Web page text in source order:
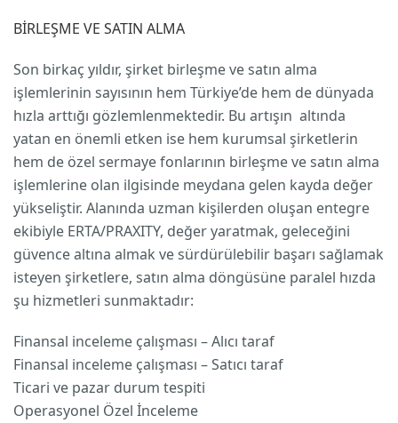
BİRLEŞME VE SATIN ALMA
Son birkaç yıldır, şirket birleşme ve satın alma
işlemlerinin sayısının hem Türkiye’de hem de dünyada
hızla arttığı gözlemlenmektedir. Bu artışın altında
yatan en önemli etken ise hem kurumsal şirketlerin
hem de özel sermaye fonlarının birleşme ve satın alma
işlemlerine olan ilgisinde meydana gelen kayda değer
yükseliştir. Alanında uzman kişilerden oluşan entegre
ekibiyle ERTA/PRAXITY, değer yaratmak, geleceğini
güvence altına almak ve sürdürülebilir başarı sağlamak
isteyen şirketlere, satın alma döngüsüne paralel hızda
şu hizmetleri sunmaktadır:
Finansal inceleme çalışması – Alıcı taraf
Finansal inceleme çalışması – Satıcı taraf
Ticari ve pazar durum tespiti
Operasyonel Özel İnceleme